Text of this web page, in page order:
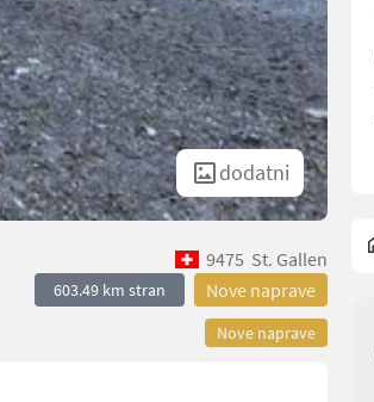
dodatni
9475 St. Gallen
603.49 km stran Nove naprave
Nove naprave